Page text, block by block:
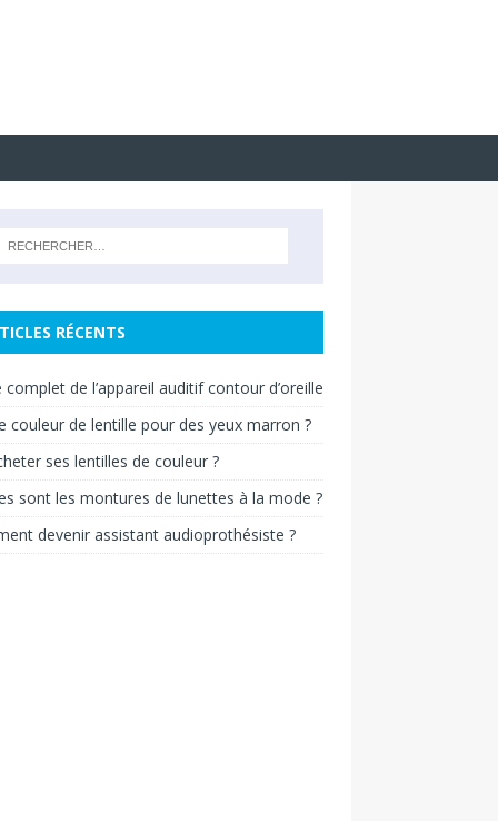
RÉCENTS
complet de l’appareil auditif contour d’oreille
couleur de lentille pour des yeux marron ?
ses lentilles de couleur ?
sont les montures de lunettes à la mode ?
devenir assistant audioprothésiste ?